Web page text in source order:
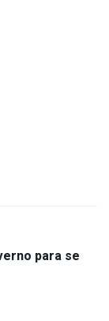
para se